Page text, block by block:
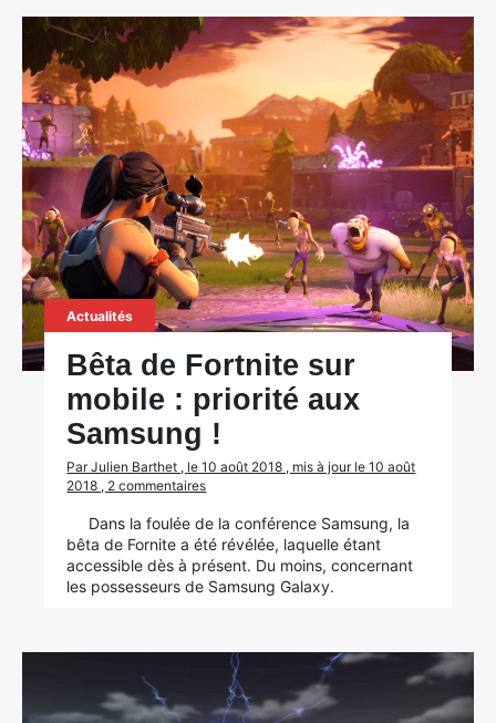
Actualités
Bêta de Fortnite sur
mobile : priorité aux
Samsung !
Par Julien Barthet , le 10 août 2018 , mis à jour le 10 août
2018 , 2 commentaires
Dans la foulée de la conférence Samsung, la
bêta de Fornite a été révélée, laquelle étant
accessible dès à présent. Du moins, concernant
les possesseurs de Samsung Galaxy.